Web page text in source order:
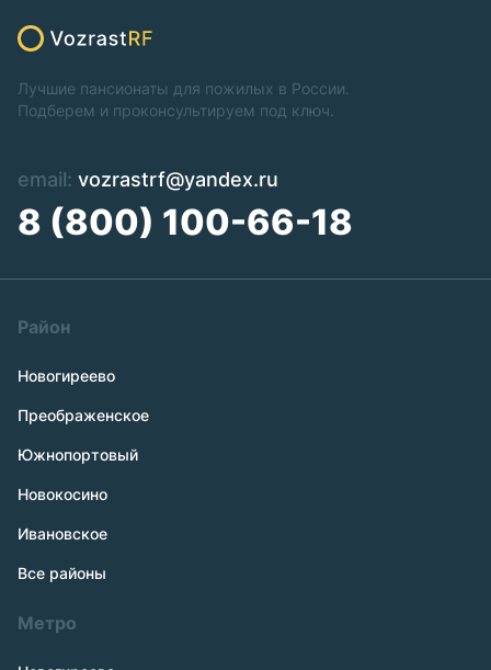
Лучшие пансионаты для пожилых в России.
Подберем и проконсультируем под ключ.
email: vozrastrf@yandex.ru
8 (800) 100-66-18
Район
Новогиреево
Преображенское
Южнопортовый
Новокосино
Ивановское
Все районы
Метро